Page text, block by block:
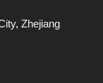
Zhejiang